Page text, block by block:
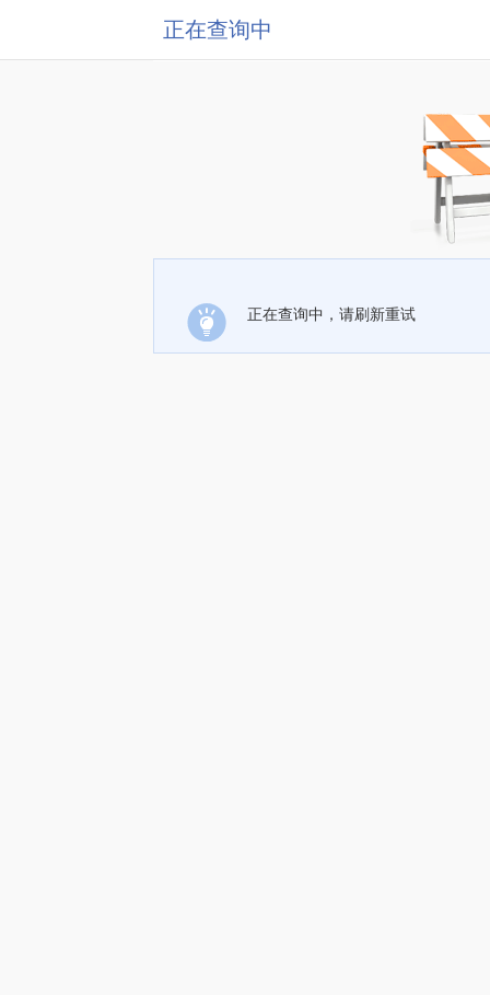
正在查询中
正在查询中，请刷新重试